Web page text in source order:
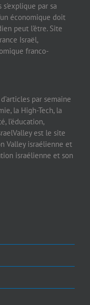
par sa
économique doit
peut l’être. Site
Israël,
franco-
par semaine
la High-Tech, la
l’éducation,
est le site
Valley israélienne et
israélienne et son